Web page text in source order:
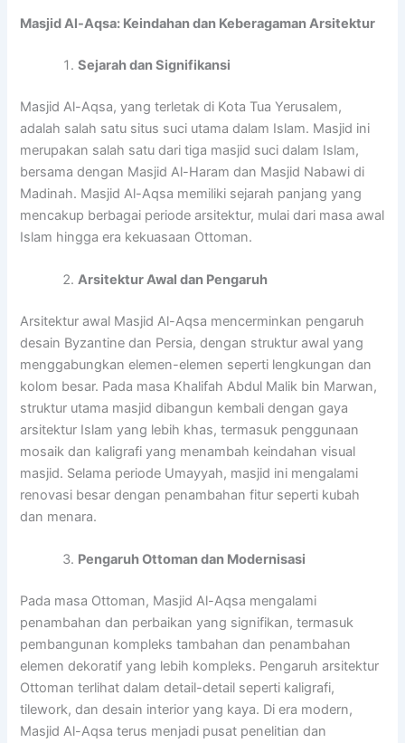
Masjid Al-Aqsa: Keindahan dan Keberagaman Arsitektur
Sejarah dan Signifikansi
Masjid Al-Aqsa, yang terletak di Kota Tua Yerusalem,
adalah salah satu situs suci utama dalam Islam. Masjid ini
merupakan salah satu dari tiga masjid suci dalam Islam,
bersama dengan Masjid Al-Haram dan Masjid Nabawi di
Madinah. Masjid Al-Aqsa memiliki sejarah panjang yang
mencakup berbagai periode arsitektur, mulai dari masa awal
Islam hingga era kekuasaan Ottoman.
Arsitektur Awal dan Pengaruh
Arsitektur awal Masjid Al-Aqsa mencerminkan pengaruh
desain Byzantine dan Persia, dengan struktur awal yang
menggabungkan elemen-elemen seperti lengkungan dan
kolom besar. Pada masa Khalifah Abdul Malik bin Marwan,
struktur utama masjid dibangun kembali dengan gaya
arsitektur Islam yang lebih khas, termasuk penggunaan
mosaik dan kaligrafi yang menambah keindahan visual
masjid. Selama periode Umayyah, masjid ini mengalami
renovasi besar dengan penambahan fitur seperti kubah
dan menara.
Pengaruh Ottoman dan Modernisasi
Pada masa Ottoman, Masjid Al-Aqsa mengalami
penambahan dan perbaikan yang signifikan, termasuk
pembangunan kompleks tambahan dan penambahan
elemen dekoratif yang lebih kompleks. Pengaruh arsitektur
Ottoman terlihat dalam detail-detail seperti kaligrafi,
tilework, dan desain interior yang kaya. Di era modern,
Masjid Al-Aqsa terus menjadi pusat penelitian dan